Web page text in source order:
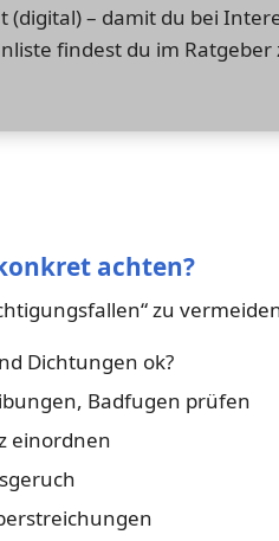
(digital) – damit du bei
findest du im Ratgeber
achten?
zu
Dichtungen ok?
Badfugen prüfen
einordnen